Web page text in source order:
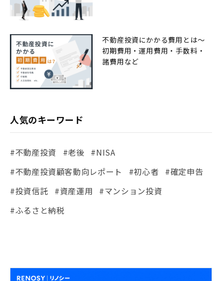
不動産投資にかかる費用とは〜
初期費用・運用費用・手数料・
諸費用など
人気のキーワード
#不動産投資 #老後 #NISA
#不動産投資顧客動向レポート
#初心者
#確定申告
#投資信託
#資産運用
#マンション投資
#ふるさと納税